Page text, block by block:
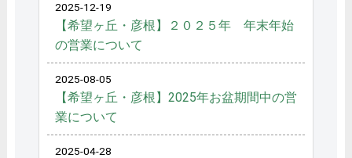
2025-12-19
【希望ヶ丘・彦根】２０２５年 年末年始
の営業について
2025-08-05
【希望ヶ丘・彦根】2025年お盆期間中の営
業について
2025-04-28